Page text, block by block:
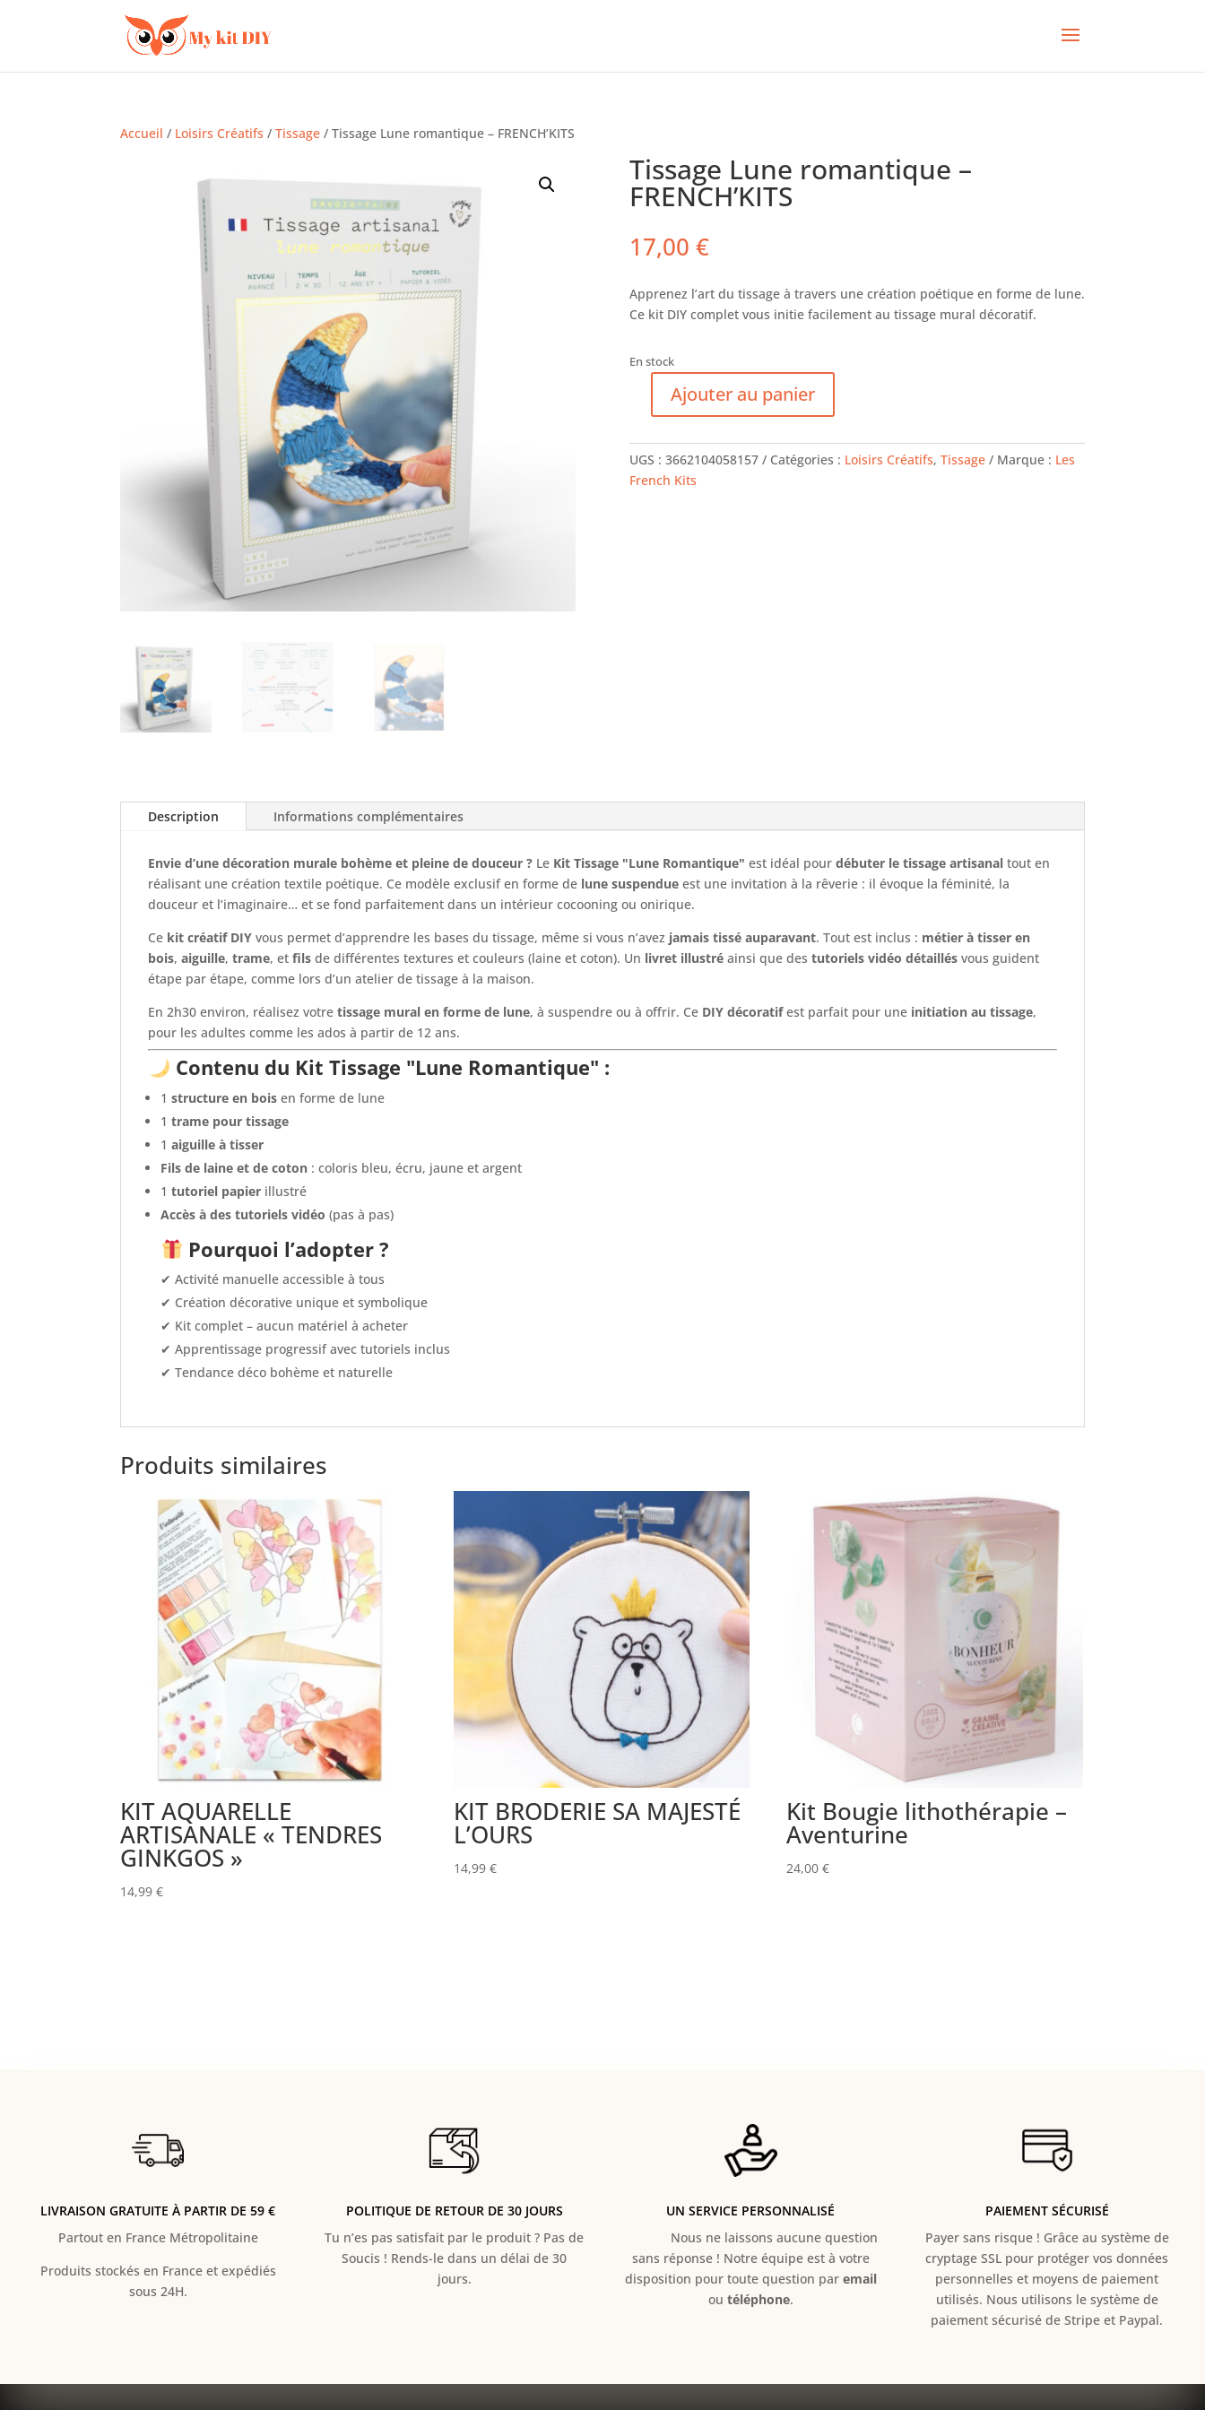
Accueil / Loisirs Créatifs /Tissage / Tissage Lune romantique – FRENCH’KITS
Tissage Lune romantique –
FRENCH’KITS
17,00 €
Apprenez l’art du tissage à travers une création poétique en forme de lune.
Ce kit DIY complet vous initie facilement au tissage mural décoratif.
En stock
quantité
Tissage
Lune
romantique
Ajouter au panier
UGS : 3662104058157 Catégories : Loisirs Créatifs, Tissage Marque : Les
French Kits
Description Informations complémentaires
Envie d’une décoration murale bohème et pleine de douceur ? Le Kit Tissage "Lune Romantique" est idéal pourdébuter le tissage artisanal tout en
réalisant une création textile poétique. Ce modèle exclusif en forme de lune suspendue est une invitation à la rêverie : il évoque la féminité, la
douceur et l’imaginaire… et se fond parfaitement dans un intérieur cocooning ou onirique.
Ce kit créatif DIY vous permet d’apprendre les bases du tissage, même si vous n’avez jamais tissé auparavant. Tout est inclus : métier à tisser en
bois,aiguille,trame, etfils de différentes textures et couleurs (laine et coton). Un livret illustré ainsi que destutoriels vidéo détaillés vous guident
étape par étape, comme lors d’un atelier de tissage à la maison.
En 2h30 environ, réalisez votretissage mural en forme de lune, à suspendre ou à offrir. Ce DIY décoratifest parfait pour une initiation au tissage,
pour les adultes comme les ados à partir de 12 ans.
Contenu du Kit Tissage "Lune Romantique" :
1structure en bois en forme de lune
1trame pour tissage
1aiguille à tisser
Fils de laine et de coton : coloris bleu, écru, jaune et argent
1tutoriel papier illustré
Accès à des tutoriels vidéo (pas à pas)
Pourquoi l’adopter ?
✔ Activité manuelle accessible à tous
✔ Création décorative unique et symbolique
✔ Kit complet – aucun matériel à acheter
✔ Apprentissage progressif avec tutoriels inclus
✔ Tendance déco bohème et naturelle
Produits similaires
KIT AQUARELLE
ARTISANALE « TENDRES
GINKGOS »
14,99€
KIT BRODERIE SA MAJESTÉ
L’OURS
14,99 €
Kit Bougie lithothérapie –
Aventurine
24,00€
LIVRAISON GRATUITE À PARTIR DE 59 €
Partout en France Métropolitaine
Produits stockés en France et expédiés
sous 24H.
POLITIQUE DE RETOUR DE 30 JOURS
Tu n’es pas satisfait par le produit ? Pas de
Soucis ! Rends-le dans un délai de 30
jours.
UN SERVICE PERSONNALISÉ
Nous ne laissons aucune question
sans réponse ! Notre équipe est à votre
disposition pour toute question par email
ou téléphone.
PAIEMENT SÉCURISÉ
Payer sans risque ! Grâce au système de
cryptage SSL pour protéger vos données
personnelles et moyens de paiement
utilisés. Nous utilisons le système de
paiement sécurisé de Stripe et Paypal.